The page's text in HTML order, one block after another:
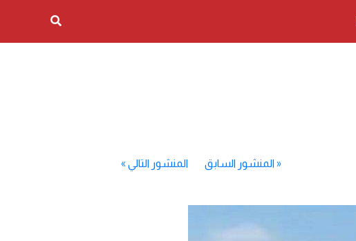
«المنشور السابق المنشور التالي »